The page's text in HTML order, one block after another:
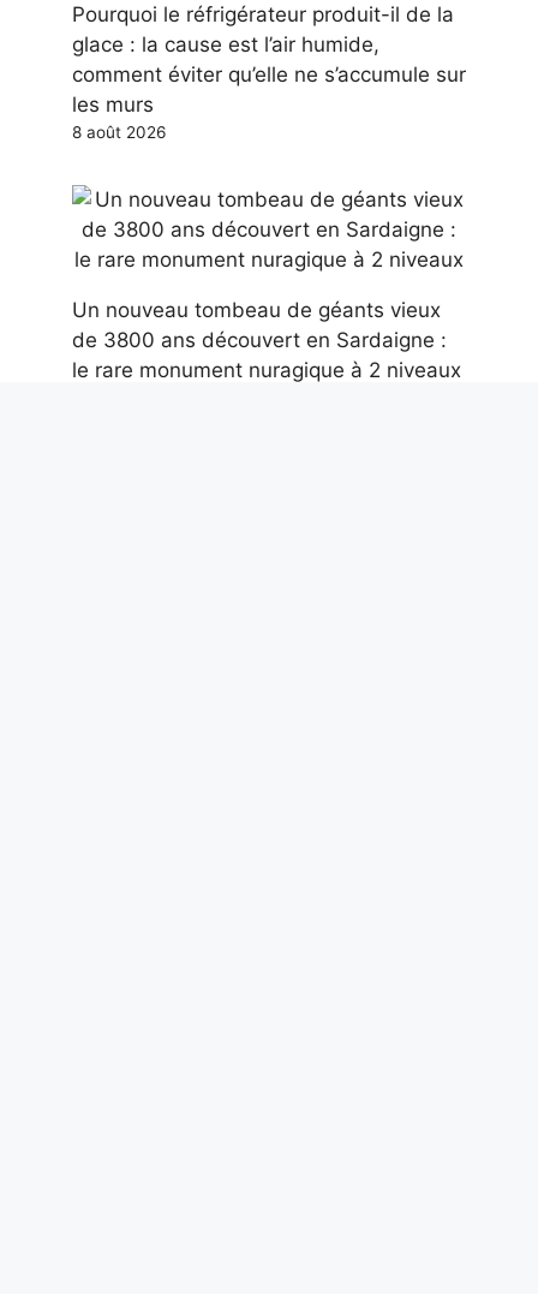
Pourquoi le réfrigérateur produit-il de la
glace : la cause est l’air humide,
comment éviter qu’elle ne s’accumule sur
les murs
8 août 2026
Un nouveau tombeau de géants vieux
de 3800 ans découvert en Sardaigne :
le rare monument nuragique à 2 niveaux